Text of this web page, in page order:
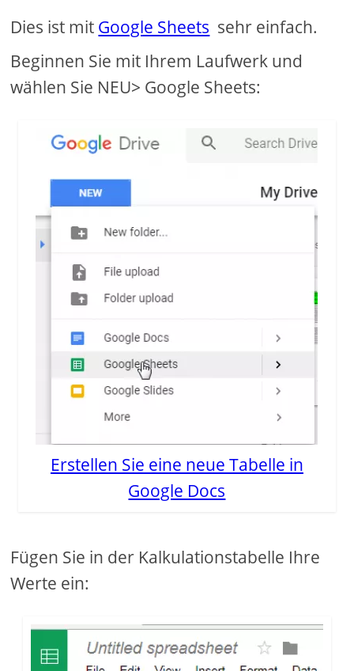
Dies ist mit Google Sheets sehr einfach.
Beginnen Sie mit Ihrem Laufwerk und
wählen Sie NEU> Google Sheets:
Erstellen Sie eine neue Tabelle in
Google Docs
Fügen Sie in der Kalkulationstabelle Ihre
Werte ein: